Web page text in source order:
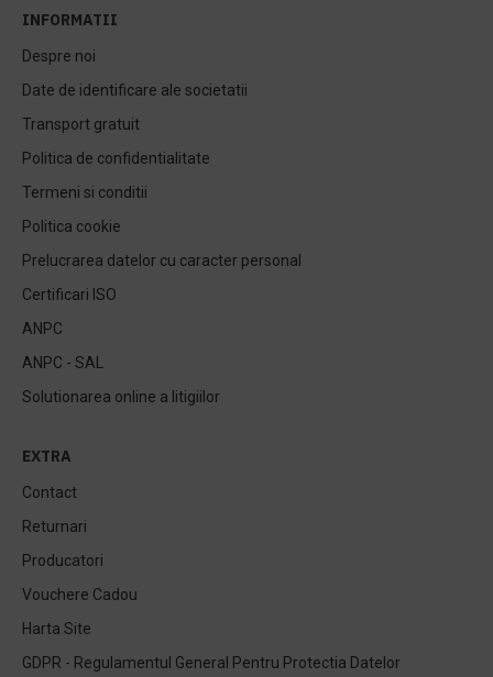
INFORMATII
Despre noi
Date de identificare ale societatii
Transport gratuit
Politica de confidentialitate
Termeni si conditii
Politica cookie
Prelucrarea datelor cu caracter personal
Certificari ISO
ANPC
ANPC - SAL
Solutionarea online a litigiilor
EXTRA
Contact
Returnari
Producatori
Vouchere Cadou
Harta Site
GDPR - Regulamentul General Pentru Protectia Datelor